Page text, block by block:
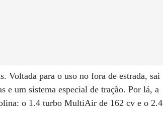
Voltada para o uso no fora de estrada, sai
e um sistema especial de tração. Por lá, a
o 1.4 turbo MultiAir de 162 cv e o 2.4